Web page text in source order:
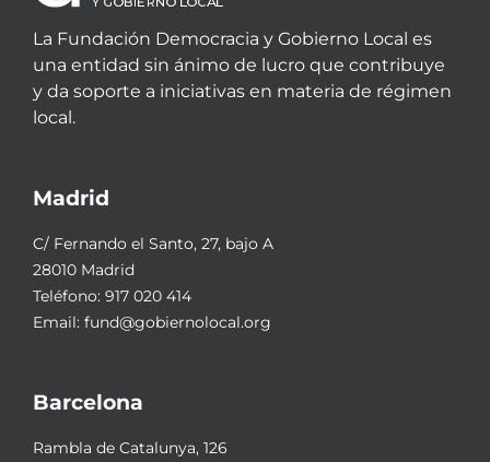
La Fundación Democracia y Gobierno Local es
una entidad sin ánimo de lucro que contribuye
y da soporte a iniciativas en materia de régimen
local.
Madrid
C/ Fernando el Santo, 27, bajo A
28010 Madrid
Teléfono: 917 020 414
Email: fund@gobiernolocal.org
Barcelona
Rambla de Catalunya, 126